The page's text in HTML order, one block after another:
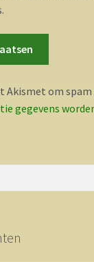
Akismet om
gegevens